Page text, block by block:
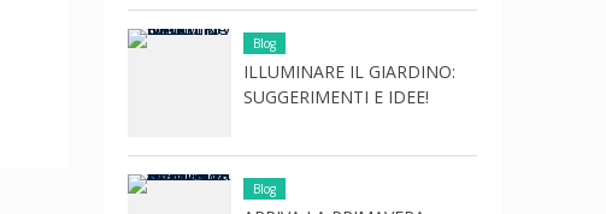
Blog
ILLUMINARE IL GIARDINO:
SUGGERIMENTI E IDEE!
Blog